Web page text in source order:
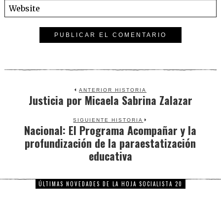
ANTERIOR HISTORIA
Previous
Justicia por Micaela Sabrina Zalazar
SIGUIENTE HISTORIA
Next
post:
Nacional: El Programa Acompañar y la
profundización de la paraestatización
educativa
ÚLTIMAS NOVEDADES DE LA HOJA SOCIALISTA 20